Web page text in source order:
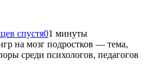
спустя01 минуты
на мозг подростков — тема,
среди психологов, педагогов